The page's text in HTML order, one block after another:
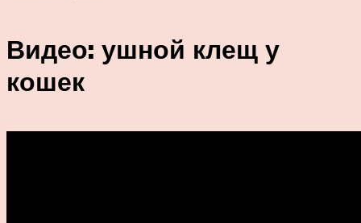
Видео: ушной клещ у
кошек